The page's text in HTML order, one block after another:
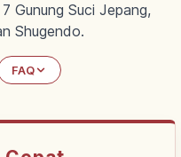
Gunung Suci Jepang,
Shugendo.
FAQ